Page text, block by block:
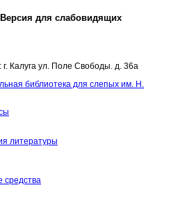
Версия для слабовидящих
Калуга ул. Поле Свободы. д. 36а
литературы
средства